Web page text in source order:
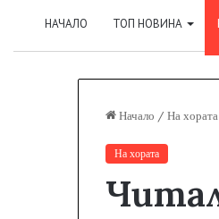
НАЧАЛО ТОП НОВИНА
Начало / На хората
На хората